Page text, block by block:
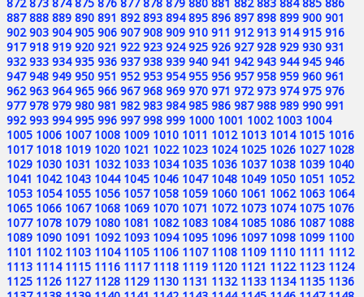
887 888 889 890 891 892 893 894 895 896 897 898 899 900 901
902 903 904 905 906 907 908 909 910 911 912 913 914 915 916
917 918 919 920 921 922 923 924 925 926 927 928 929 930 931
932 933 934 935 936 937 938 939 940 941 942 943 944 945 946
947 948 949 950 951 952 953 954 955 956 957 958 959 960 961
962 963 964 965 966 967 968 969 970 971 972 973 974 975 976
977 978 979 980 981 982 983 984 985 986 987 988 989 990 991
992 993 994 995 996 997 998 999 1000 1001 1002 1003 1004
1005 1006 1007 1008 1009 1010 1011 1012 1013 1014 1015 1016
1017 1018 1019 1020 1021 1022 1023 1024 1025 1026 1027 1028
1029 1030 1031 1032 1033 1034 1035 1036 1037 1038 1039 1040
1041 1042 1043 1044 1045 1046 1047 1048 1049 1050 1051 1052
1053 1054 1055 1056 1057 1058 1059 1060 1061 1062 1063 1064
1065 1066 1067 1068 1069 1070 1071 1072 1073 1074 1075 1076
1077 1078 1079 1080 1081 1082 1083 1084 1085 1086 1087 1088
1089 1090 1091 1092 1093 1094 1095 1096 1097 1098 1099 1100
1101 1102 1103 1104 1105 1106 1107 1108 1109 1110 1111 1112
1113 1114 1115 1116 1117 1118 1119 1120 1121 1122 1123 1124
1125 1126 1127 1128 1129 1130 1131 1132 1133 1134 1135 1136